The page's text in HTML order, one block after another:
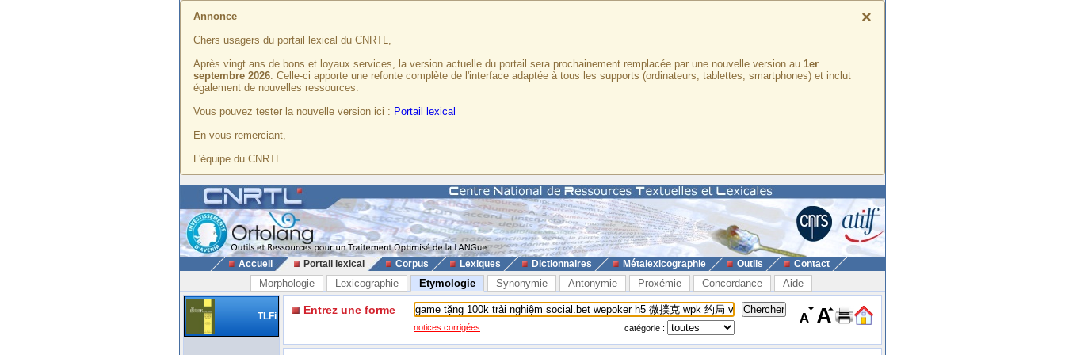
×
Annonce
Chers usagers du portail lexical du CNRTL,
Après vingt ans de bons et loyaux services, la version actuelle du portail sera prochainement remplacée par une nouvelle version au 1er
septembre 2026. Celle-ci apporte une refonte complète de l'interface adaptée à tous les supports (ordinateurs, tablettes, smartphones) et inclut
également de nouvelles ressources.
Vous pouvez tester la nouvelle version ici : Portail lexical
En vous remerciant,
L'équipe du CNRTL
Accueil Portail lexical Corpus Lexiques Dictionnaires Métalexicographie Outils Contact
Morphologie Lexicographie Etymologie Synonymie Antonymie Proxémie Concordance Aide
TLFi Entrez une forme
notices corrigées catégorie :